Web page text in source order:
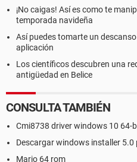
¡No caigas! Así es como te
temporada navideña
Así puedes tomarte un
aplicación
Los científicos descubren una
antigüedad en Belice
CONSULTA TAMBIÉN
Cmi8738 driver windows 10 64-
Descargar windows installer
Mario 64 rom